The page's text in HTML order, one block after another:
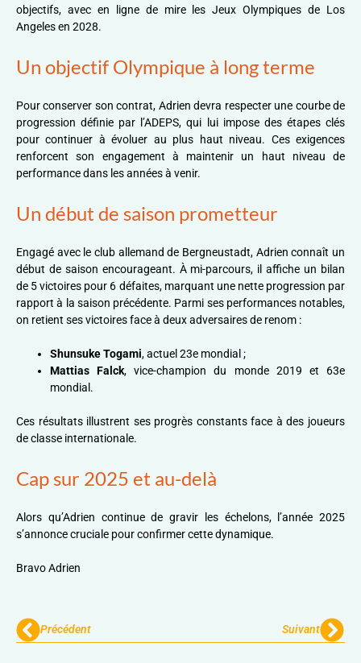
objectifs, avec en ligne de mire les Jeux Olympiques de Los
Angeles en 2028.
Un objectif Olympique à long terme
Pour conserver son contrat, Adrien devra respecter une courbe de
progression définie par l’ADEPS, qui lui impose des étapes clés
pour continuer à évoluer au plus haut niveau. Ces exigences
renforcent son engagement à maintenir un haut niveau de
performance dans les années à venir.
Un début de saison prometteur
Engagé avec le club allemand de Bergneustadt, Adrien connaît un
début de saison encourageant. À mi-parcours, il affiche un bilan
de 5 victoires pour 6 défaites, marquant une nette progression par
rapport à la saison précédente. Parmi ses performances notables,
on retient ses victoires face à deux adversaires de renom :
Shunsuke Togami, actuel 23e mondial ;
Mattias Falck, vice-champion du monde 2019 et 63e
mondial.
Ces résultats illustrent ses progrès constants face à des joueurs
de classe internationale.
Cap sur 2025 et au-delà
Alors qu’Adrien continue de gravir les échelons, l’année 2025
s’annonce cruciale pour confirmer cette dynamique.
Bravo Adrien
Précédent Suivant